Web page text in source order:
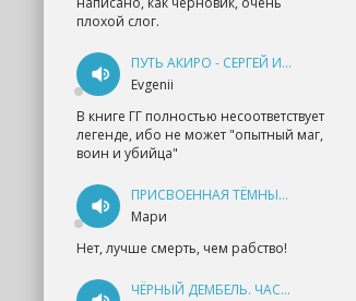
плохой слог.
ПУТЬ АКИРО - СЕРГЕЙ ИЗМАЙЛОВ
Evgenii
В книге ГГ полностью несоответствует
легенде, ибо не может "опытный маг,
воин и убийца"
ПРИСВОЕННАЯ ТЁМНЫМ. ПРОКЛЯТАЯ ЛЮБОВЬ - АННА ГЕРР
Мари
Нет, лучше смерть, чем рабство!
ЧЁРНЫЙ ДЕМБЕЛЬ. ЧАСТЬ 1 - АНДРЕЙ ФЕДИН